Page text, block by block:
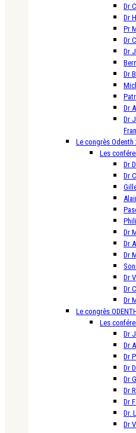
Dr
Dr
Pr
Dr
Dr
Dr
Dr
Dr
Le congrès Odenth
Les
Dr
Dr
Dr
Dr
Dr
Dr
Dr
Dr
Le congrès
Les
Dr
Dr
Dr
Dr
Dr
Dr
Dr
Dr.
Dr